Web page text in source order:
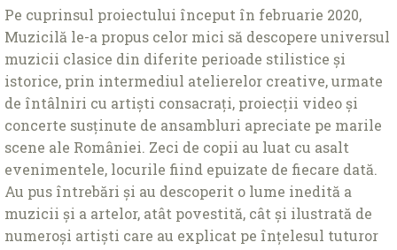
Pe cuprinsul proiectului început în februarie 2020,
Muzicilă le-a propus celor mici să descopere universul
muzicii clasice din diferite perioade stilistice și
istorice, prin intermediul atelierelor creative, urmate
de întâlniri cu artiști consacrați, proiecții video și
concerte susținute de ansambluri apreciate pe marile
scene ale României. Zeci de copii au luat cu asalt
evenimentele, locurile fiind epuizate de fiecare dată.
Au pus întrebări și au descoperit o lume inedită a
muzicii și a artelor, atât povestită, cât și ilustrată de
numeroși artiști care au explicat pe înțelesul tuturor